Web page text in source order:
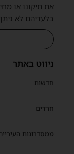
ניווט באתר
חדשות
חרדים
ממסדרונות
את תיקונו או
בלעדיהם לא